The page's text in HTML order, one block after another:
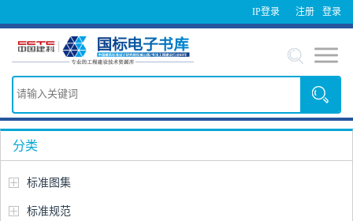
IP登录 登录
注册
分类
标准图集
标准规范